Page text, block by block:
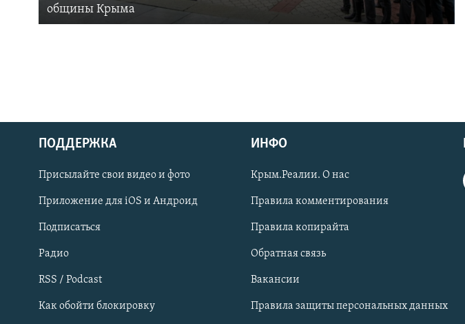
Українською
Qırımtatar
ПРИСОЕДИНЯЙТЕСЬ!
общины Крыма
ПОДДЕРЖКА
Присылайте свои видео и фото
Приложение для iOS и Андроид
Подписаться
Радио
RSS / Podcast
Как обойти блокировку
ИНФО
Крым.Реалии. О нас
Правила комментирования
Правила копирайта
Обратная связь
Вакансии
Правила защиты персональных данных